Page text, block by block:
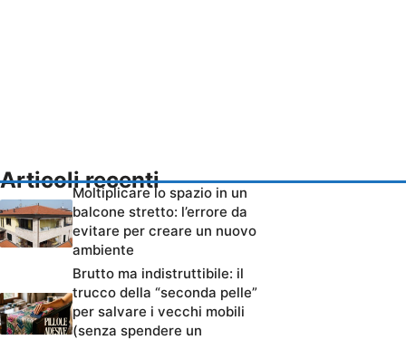
Articoli recenti
Moltiplicare lo spazio in un
balcone stretto: l’errore da
evitare per creare un nuovo
ambiente
Brutto ma indistruttibile: il
trucco della “seconda pelle”
per salvare i vecchi mobili
(senza spendere un